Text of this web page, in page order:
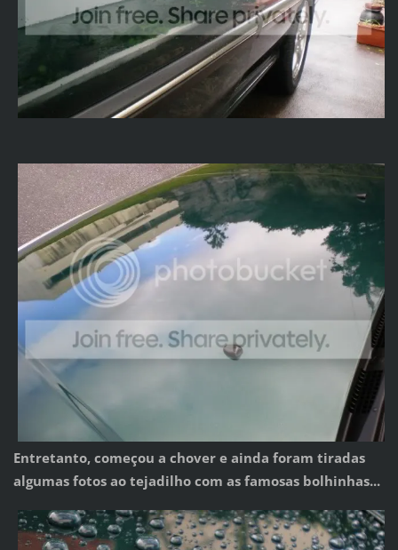
Entretanto, começou a chover e ainda foram tiradas
algumas fotos ao tejadilho com as famosas bolhinhas...